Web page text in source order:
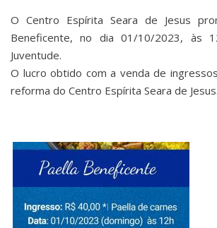
O Centro Espírita Seara de Jesus
Beneficente, no dia 01/10/2023, às
Juventude.
O lucro obtido com a venda de
reforma do Centro Espírita Seara de Jesus.